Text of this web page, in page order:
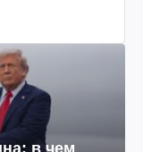
в чем